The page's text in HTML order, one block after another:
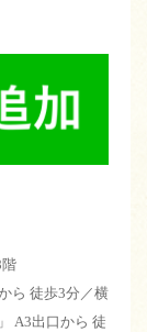
ら 徒歩3分／横
A3出口から 徒